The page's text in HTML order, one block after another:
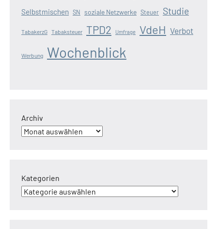
Selbstmischen SN soziale Netzwerke Steuer Studie
TabakerzG Tabaksteuer TPD2 Umfrage VdeH Verbot
Werbung Wochenblick
Archiv
Kategorien